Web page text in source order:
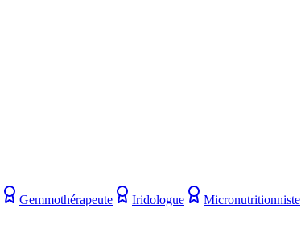
Gemmothérapeute Iridologue Micronutritionniste